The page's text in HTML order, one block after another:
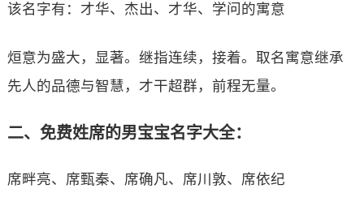
该名字有：才华、杰出、才华、学问的寓意
烜意为盛大，显著。继指连续，接着。取名寓意继承
先人的品德与智慧，才干超群，前程无量。
二、免费姓席的男宝宝名字大全：
席畔亮、席甄秦、席确凡、席川敦、席依纪